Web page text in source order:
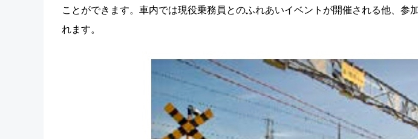
ことができます。車内では現役乗務員とのふれあいイベントが開催される他、参
れます。